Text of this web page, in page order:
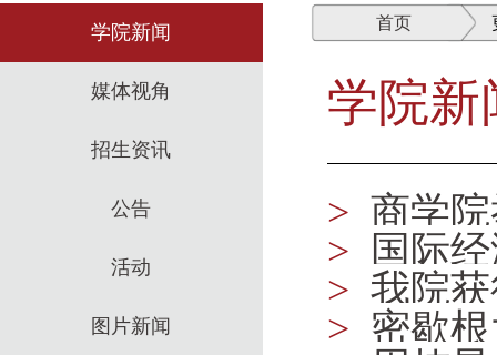
学院新闻
媒体视角
招生资讯
公告
活动
图片新闻
首页
学院新
> 商学
>
国际
> 我院
> 密歇